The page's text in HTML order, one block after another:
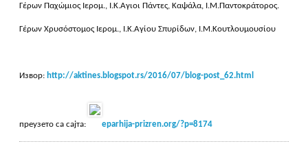
Γέρων Παχώμιος Ιερομ., Ι.Κ.Αγιοι Πάντες, Καψάλα, Ι.Μ.Παντοκράτορος.
Γέρων Χρυσόστομος Ιερομ., Ι.Κ.Αγίου Σπυρίδων, Ι.Μ.Κουτλουμουσίου
Извор: http://aktines.blogspot.rs/2016/07/blog-post_62.html
преузето са сајта: eparhija-prizren.org/?p=8174